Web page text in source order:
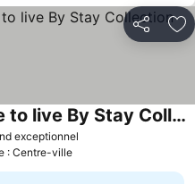
Partager
exceptionnel
Hôtel LÉONOR the place to live By Stay Collection
: Centre-ville